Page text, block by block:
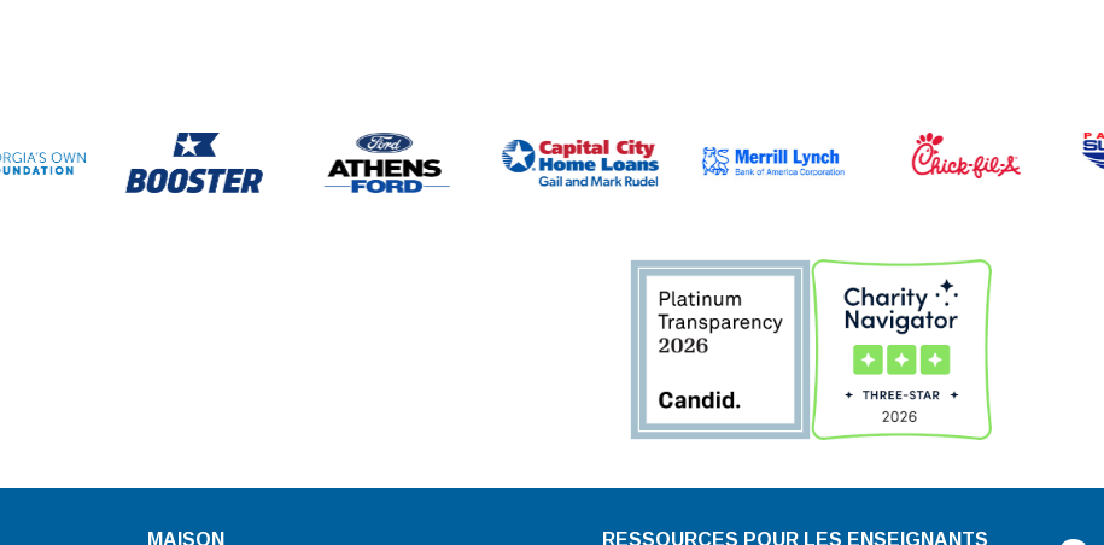
MAISON RESSOURCES POUR LES ENSEIGNANTS